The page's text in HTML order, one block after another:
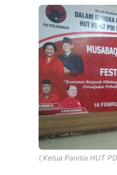
( Ketua Panitia HUT